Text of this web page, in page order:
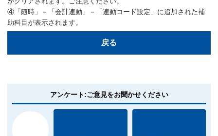
④「随時」－「会計連動」－「連動コード設定」に追加された補
助科目が表示されます。
戻る
アンケート:ご意見をお聞かせください